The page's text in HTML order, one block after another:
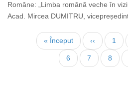
Române: „Limba română veche în
Acad. Mircea DUMITRU,
Нумерация
страниц
Первая
страница
« Început ←
‹‹ 1
Страница
6 Страница
7 8